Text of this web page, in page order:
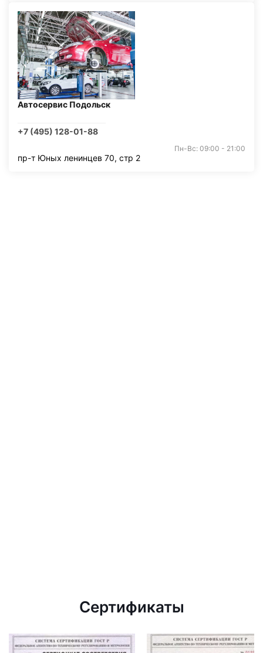
Автосервис Подольск
+7 (495) 128-01-88
Пн-Вс: 09:00 - 21:00
пр-т Юных ленинцев 70, стр 2
Сертификаты